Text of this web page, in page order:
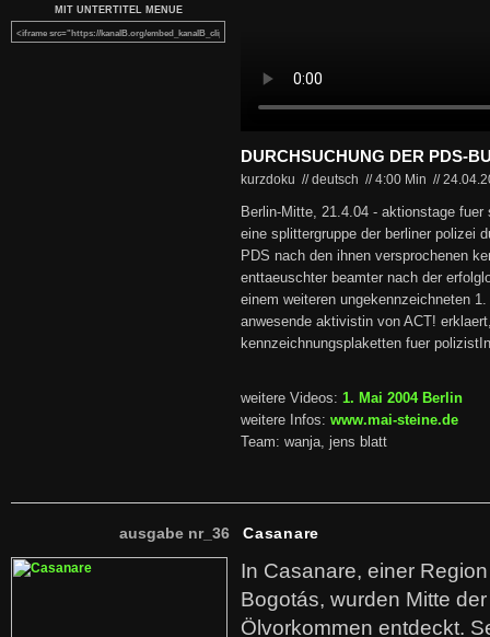
MIT UNTERTITEL MENUE
DURCHSUCHUNG DER PDS-
kurzdoku // deutsch //4:00 Min //
Berlin-Mitte, 21.4.04 - aktionstage
eine splittergruppe der berliner polizei
PDS nach den ihnen versprochenen
enttaeuschter beamter nach der
einem weiteren ungekennzeichneten
anwesende aktivistin von ACT!
kennzeichnungsplaketten fuer
weitere Videos: 1. Mai 2004 Berlin
weitere Infos: www.mai-steine.de
Team: wanja, jens blatt
ausgabe nr_36 Casanare
In Casanare, einer
Bogotás, wurden Mitte
Ölvorkommen entdeckt.